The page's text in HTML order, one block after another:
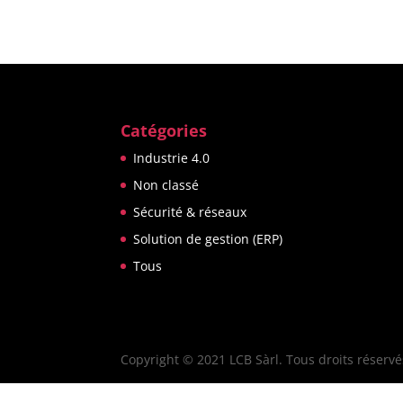
Catégories
Industrie 4.0
Non classé
Sécurité & réseaux
Solution de gestion (ERP)
Tous
Copyright © 2021 LCB Sàrl. Tous droits